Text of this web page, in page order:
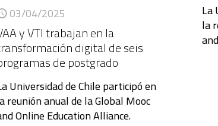
03/04/2025
y VTI trabajan en la
digital de seis
de postgrado
Universidad de Chile participó en
reunión anual de la Global Mooc
Online Education Alliance.
La
la